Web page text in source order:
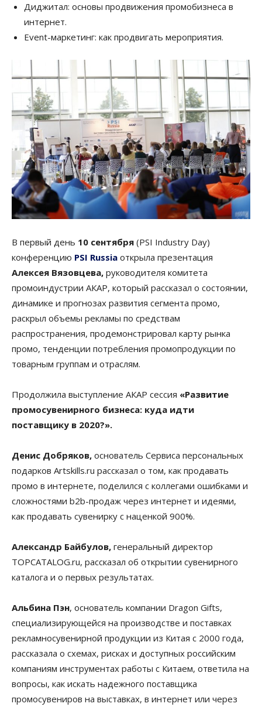
Диджитал: основы продвижения промобизнеса в
интернет.
Event-маркетинг: как продвигать мероприятия.
В первый день 10 сентября (PSI Industry Day)
конференцию PSI Russia открыла презентация
Алексея Вязовцева, руководителя комитета
промоиндустрии АКАР, который рассказал о состоянии,
динамике и прогнозах развития сегмента промо,
раскрыл объемы рекламы по средствам
распространения, продемонстрировал карту рынка
промо, тенденции потребления промопродукции по
товарным группам и отраслям.
Продолжила выступление АКАР сессия «Развитие
промосувенирного бизнеса: куда идти
поставщику в 2020?».
Денис Добряков, основатель Сервиса персональных
подарков Artskills.ru рассказал о том, как продавать
промо в интернете, поделился с коллегами ошибками и
сложностями b2b-продаж через интернет и идеями,
как продавать сувенирку с наценкой 900%.
Александр Байбулов, генеральный директор
TOPCATALOG.ru, рассказал об открытии сувенирного
каталога и о первых результатах.
Альбина Пэн, основатель компании Dragon Gifts,
специализирующейся на производстве и поставках
рекламносувенирной продукции из Китая с 2000 года,
рассказала о схемах, рисках и доступных российским
компаниям инструментах работы с Китаем, ответила на
вопросы, как искать надежного поставщика
промосувениров на выставках, в интернет или через